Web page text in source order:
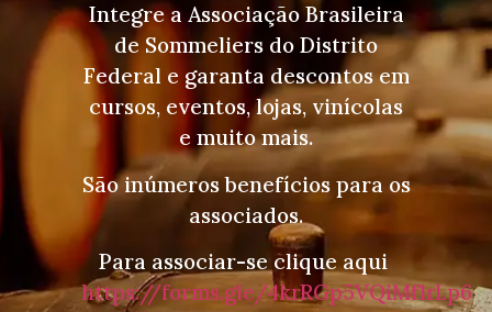
Integre a Associação Brasileira
de Sommeliers do Distrito
Federal e garanta descontos em
cursos, eventos, lojas, vinícolas
e muito mais.
São inúmeros benefícios para os
associados.
Para associar-se clique aqui
https://forms.gle/4krRGp5VQiMf1rLp6